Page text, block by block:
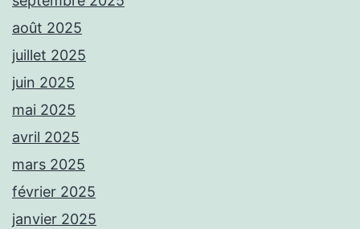
août 2025
juillet 2025
juin 2025
mai 2025
avril 2025
mars 2025
février 2025
janvier 2025